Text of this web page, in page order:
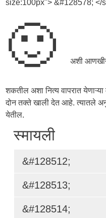
size:100px"> &#128578; </
🙂अशी
शकतील अशा नित्य वापरात
दोन तक्ते खाली देत आहे. त्यातले
येतील.
स्मायली
&#128512;
&#128513;
&#128514;